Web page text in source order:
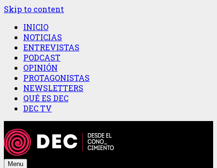
Skip to content
INICIO
NOTICIAS
ENTREVISTAS
PODCAST
OPINIÓN
PROTAGONISTAS
NEWSLETTERS
QUÉ ES DEC
DEC TV
Menu